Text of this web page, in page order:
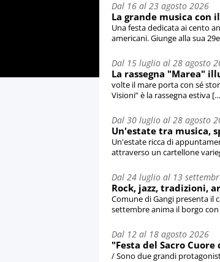
Dal 16 al 23 agosto 2026
La grande musica con
Una festa dedicata ai cento
americani. Giunge alla sua
Dal 15 luglio al 28 agosto
La rassegna "Marea"
volte il mare porta con sé
Visioni” è la rassegna estiva
Dal 30 luglio al 28 agosto
Un'estate tra musica,
Un'estate ricca di
attraverso un cartellone
Dal 24 luglio al 13
Rock, jazz, tradizioni,
Comune di Gangi presenta il
settembre anima il borgo
Dal 12 al 18 agosto 2026
"Festa del Sacro
/ Sono due grandi